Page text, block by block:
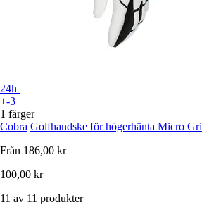
24h
+-3
1 färger
Cobra Golfhandske för högerhänta Micro
Från 186,00 kr
100,00 kr
11 av 11 produkter